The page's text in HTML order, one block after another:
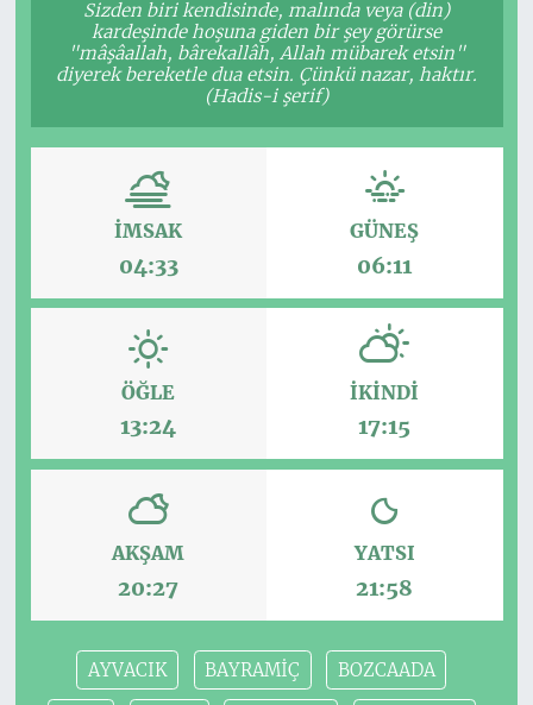
Sizden biri kendisinde, malında veya (din)
kardeşinde hoşuna giden bir şey görürse
"mâşâallah, bârekallâh, Allah mübarek etsin"
diyerek bereketle dua etsin. Çünkü nazar, haktır.
(Hadis-i şerif)
İMSAK
04:33
GÜNEŞ
06:11
ÖĞLE
13:24
İKINDI
17:15
AKŞAM
20:27
YATSI
21:58
AYVACIK BAYRAMİÇ BOZCAADA